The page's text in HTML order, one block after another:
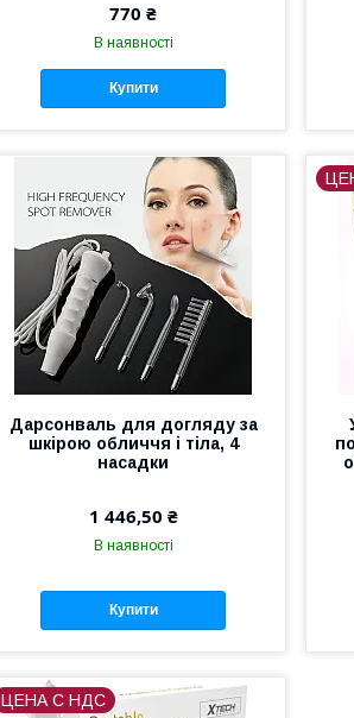
770 ₴
В наявності
Купити
Дарсонваль для догляду за
шкірою обличчя і тіла, 4
насадки
1 446,50 ₴
В наявності
Купити
ЦЕНА С НДС